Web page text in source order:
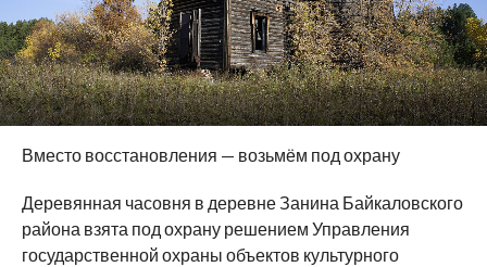
Вместо восстановления — возьмём под охрану
Деревянная часовня в деревне Занина Байкаловского
района взята под охрану решением Управления
государственной охраны объектов культурного